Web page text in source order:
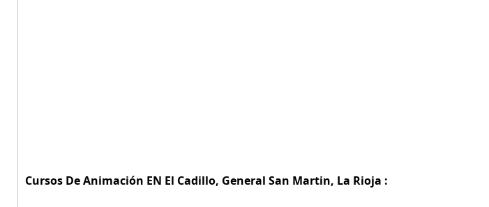
Cursos De Animación EN El Cadillo, General San Martin, La Rioja :